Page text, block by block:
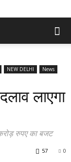
NEW DELHI
News
लाएगा
रुपए का बजट
0
57